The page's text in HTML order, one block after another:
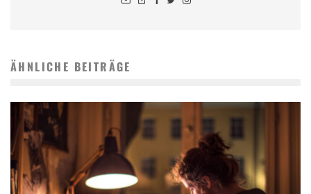
ÄHNLICHE BEITRÄGE